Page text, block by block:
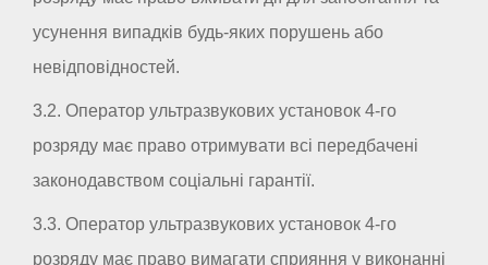
усунення випадків будь-яких порушень або
невідповідностей.
3.2. Оператор ультразвукових установок 4-го
розряду має право отримувати всі передбачені
законодавством соціальні гарантії.
3.3. Оператор ультразвукових установок 4-го
розряду має право вимагати сприяння у виконанні